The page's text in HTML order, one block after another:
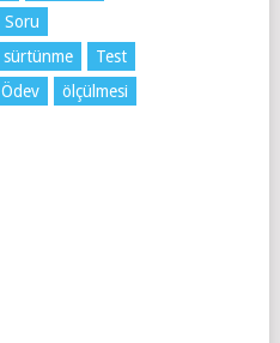
Soru
sürtünme
Test
Ödev
ölçülmesi